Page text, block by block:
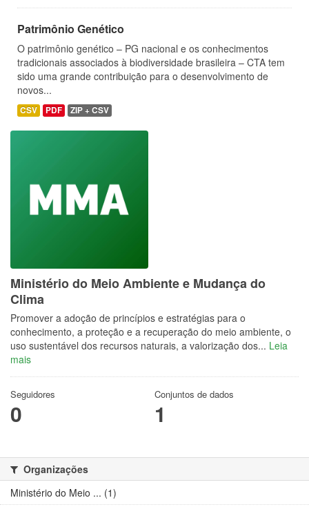
Patrimônio Genético
O patrimônio genético – PG nacional e os conhecimentos
tradicionais associados à biodiversidade brasileira – CTA tem
sido uma grande contribuição para o desenvolvimento de
novos...
CSV PDF ZIP + CSV
Ministério do Meio Ambiente e Mudança do
Clima
Promover a adoção de princípios e estratégias para o
conhecimento, a proteção e a recuperação do meio ambiente, o
uso sustentável dos recursos naturais, a valorização dos... Leia
mais
Seguidores
0
Conjuntos de dados
1
Organizações
Ministério do Meio ... (1)